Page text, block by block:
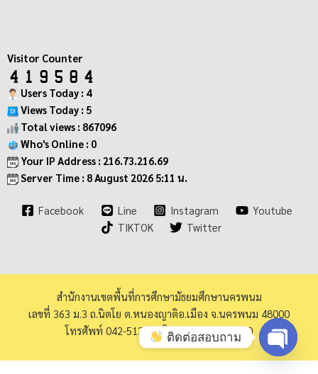
Visitor Counter
Users Today : 4
Views Today : 5
Total views : 867096
Who's Online : 0
Your IP Address : 216.73.216.69
Server Time : 8 August 2026 5:11 น.
Facebook Line Instagram
Youtube
TIKTOK
Twitter
สำนักงานเขตพื้นที่การศึกษามัธยมศึกษานครพนม
เลขที่ 363 ม.3 ถ.นิตโย ต.หนองญาติอ.เมือง จ.นครพนม 48000
โทรศัพท์ 042-513973 โทรสาร 042-513940
ติดต่อสอบถาม
Open